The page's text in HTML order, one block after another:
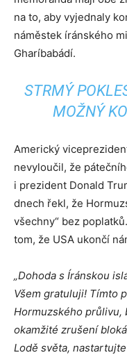
na to, aby vyjednaly
náměstek íránského
Gharíbabádí.
STRMÝ
MOŽNÝ
Americký
nevyloučil, že
i prezident Donald
dnech řekl, že
všechny“ bez
tom, že USA ukončí
„Dohoda s Íránskou
Všem gratuluji! Tímto
Hormuzského průlivu,
okamžité zrušení
Lodě světa,